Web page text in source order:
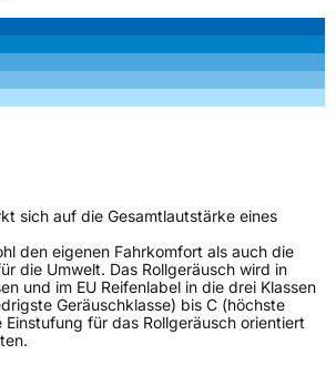
sich auf die Gesamtlautstärke eines
den eigenen Fahrkomfort als auch die
die Umwelt. Das Rollgeräusch wird in
und im EU Reifenlabel in die drei Klassen
Geräuschklasse) bis C (höchste
Einstufung für das Rollgeräusch orientiert